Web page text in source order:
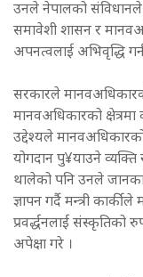
उनले नेपालको संविधानले
समावेशी शासन र
अपनत्वलाई अभिवृद्धि
सरकारले
मानवअधिकारको
उद्देश्यले
योगदान पु¥याउने व्यक्ति
थालेको पनि उनले
ज्ञापन गर्दै मन्त्री
प्रवर्द्धनलाई संस्कृतिको
अपेक्षा गरे ।